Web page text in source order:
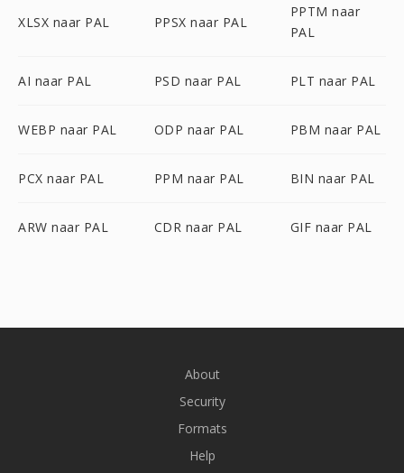
XLSX naar PAL PPSX naar PAL
PPTM naar
PAL
AI naar PAL PSD naar PAL PLT naar PAL
WEBP naar PAL ODP naar PAL PBM naar PAL
PCX naar PAL PPM naar PAL BIN naar PAL
ARW naar PAL CDR naar PAL GIF naar PAL
About
Security
Formats
Help